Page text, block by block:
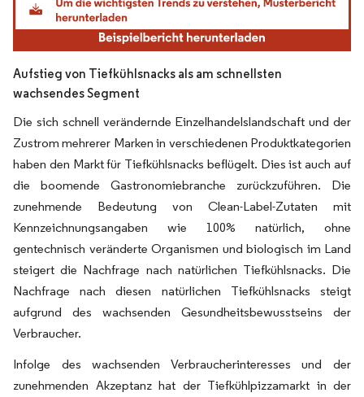
Aufstieg von Tiefkühlsnacks als am schnellsten
wachsendes Segment
Die sich schnell verändernde Einzelhandelslandschaft und der
Zustrom mehrerer Marken in verschiedenen Produktkategorien
haben den Markt für Tiefkühlsnacks beflügelt. Dies ist auch auf
die boomende Gastronomiebranche zurückzuführen. Die
zunehmende Bedeutung von Clean-Label-Zutaten mit
Kennzeichnungsangaben wie 100% natürlich, ohne
gentechnisch veränderte Organismen und biologisch im Land
steigert die Nachfrage nach natürlichen Tiefkühlsnacks. Die
Nachfrage nach diesen natürlichen Tiefkühlsnacks steigt
aufgrund des wachsenden Gesundheitsbewusstseins der
Verbraucher.
Infolge des wachsenden Verbraucherinteresses und der
zunehmenden Akzeptanz hat der Tiefkühlpizzamarkt in der